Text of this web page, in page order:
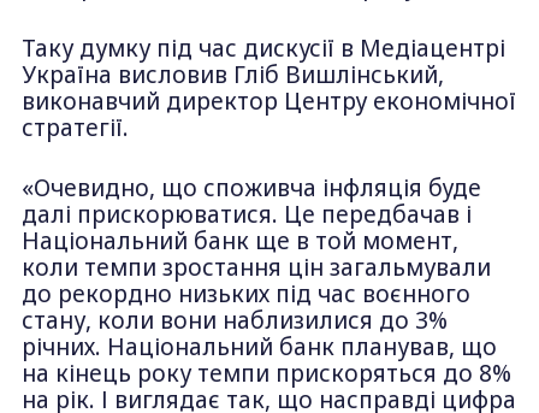
Таку думку під час дискусії в Медіацентрі
Україна висловив Гліб Вишлінський,
виконавчий директор Центру економічної
стратегії.
«Очевидно, що споживча інфляція буде
далі прискорюватися. Це передбачав і
Національний банк ще в той момент,
коли темпи зростання цін загальмували
до рекордно низьких під час воєнного
стану, коли вони наблизилися до 3%
річних. Національний банк планував, що
на кінець року темпи прискоряться до 8%
на рік. І виглядає так, що насправді цифра